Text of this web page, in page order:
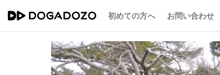
初めての方へ お問い合わせ